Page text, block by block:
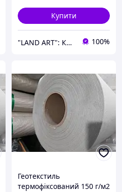
Купити
"LAND ART": Корисні товари для вашого будинку та саду! 100%
Геотекстиль
термофіксований 150 г/м2